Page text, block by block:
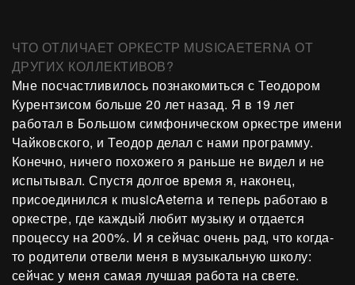
ЧТО ОТЛИЧАЕТ ОРКЕСТР MUSICAETERNA ОТ
ДРУГИХ КОЛЛЕКТИВОВ?
Мне посчастливилось познакомиться с Теодором
Курентзисом больше 20 лет назад. Я в 19 лет
работал в Большом симфоническом оркестре имени
Чайковского, и Теодор делал с нами программу.
Конечно, ничего похожего я раньше не видел и не
испытывал. Спустя долгое время я, наконец,
присоединился к musicAeterna и теперь работаю в
оркестре, где каждый любит музыку и отдается
процессу на 200%. И я сейчас очень рад, что когда-
то родители отвели меня в музыкальную школу:
сейчас у меня самая лучшая работа на свете.